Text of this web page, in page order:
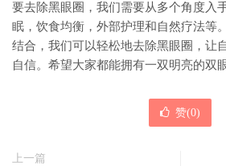
要去除黑眼圈，我们需要从多个角度入
眠，饮食均衡，外部护理和自然疗法等
结合，我们可以轻松地去除黑眼圈，让
自信。希望大家都能拥有一双明亮的双
赞(0)
上一篇